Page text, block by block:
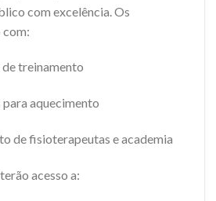
com excelência. Os
com:
treinamento
aquecimento
de fisioterapeutas e academia
acesso a: